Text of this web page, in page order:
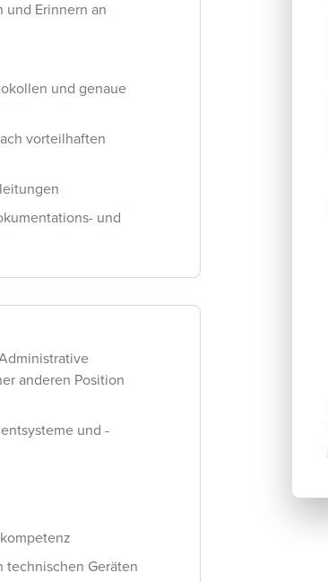
und Erinnern an
und genaue
vorteilhaften
und
anderen Position
und -
technischen Geräten